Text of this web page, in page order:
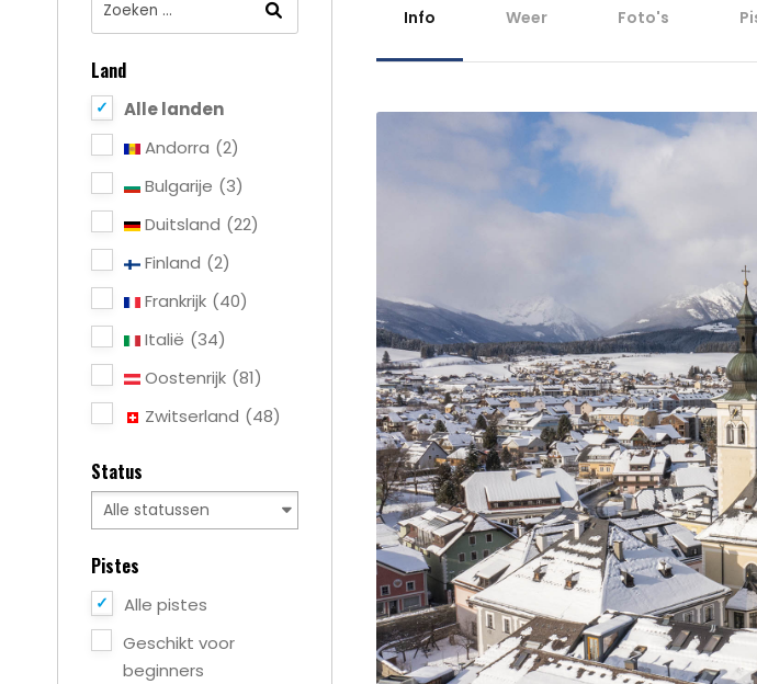
Info Weer Foto's
Land
Alle landen
Andorra (2)
Bulgarije (3)
Duitsland (22)
Finland (2)
Frankrijk (40)
Italië (34)
Oostenrijk (81)
Zwitserland (48)
Status
Pistes
Alle pistes
Geschikt voor
beginners